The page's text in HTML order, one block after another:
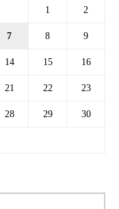
1 2
7 8 9
14 15 16
21 22 23
28 29 30